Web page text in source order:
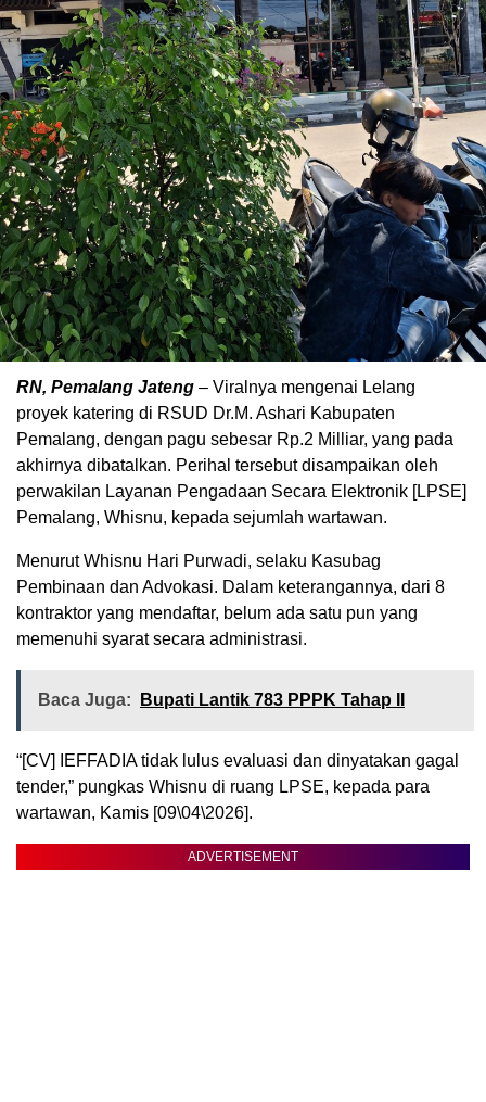
RN, Pemalang Jateng – Viralnya mengenai Lelang
proyek katering di RSUD Dr.M. Ashari Kabupaten
Pemalang, dengan pagu sebesar Rp.2 Milliar, yang pada
akhirnya dibatalkan. Perihal tersebut disampaikan oleh
perwakilan Layanan Pengadaan Secara Elektronik [LPSE]
Pemalang, Whisnu, kepada sejumlah wartawan.
Menurut Whisnu Hari Purwadi, selaku Kasubag
Pembinaan dan Advokasi. Dalam keterangannya, dari 8
kontraktor yang mendaftar, belum ada satu pun yang
memenuhi syarat secara administrasi.
Baca Juga: Bupati Lantik 783 PPPK Tahap II
“[CV] IEFFADIA tidak lulus evaluasi dan dinyatakan gagal
tender,” pungkas Whisnu di ruang LPSE, kepada para
wartawan, Kamis [09\04\2026].
ADVERTISEMENT